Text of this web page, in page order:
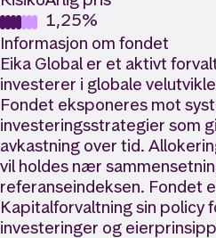
1,25%
Informasjon om fondet
Eika Global er et aktivt
investerer i globale
Fondet eksponeres mot
investeringsstrategier som
avkastning over tid.
vil holdes nær
referanseindeksen. Fondet
Kapitalforvaltning sin policy
investeringer og